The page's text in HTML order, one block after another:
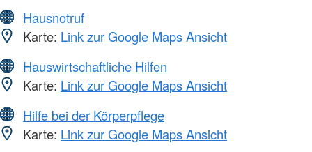
Hausnotruf
Karte: Link zur Google Maps Ansicht
Hauswirtschaftliche Hilfen
Karte: Link zur Google Maps Ansicht
Hilfe bei der Körperpflege
Karte: Link zur Google Maps Ansicht